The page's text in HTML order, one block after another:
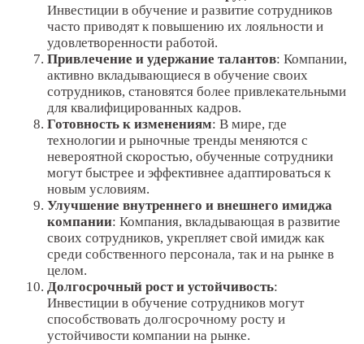
Инвестиции в обучение и развитие сотрудников
часто приводят к повышению их лояльности и
удовлетворенности работой.
Привлечение и удержание талантов: Компании,
активно вкладывающиеся в обучение своих
сотрудников, становятся более привлекательными
для квалифицированных кадров.
Готовность к изменениям: В мире, где
технологии и рыночные тренды меняются с
невероятной скоростью, обученные сотрудники
могут быстрее и эффективнее адаптироваться к
новым условиям.
Улучшение внутреннего и внешнего имиджа
компании: Компания, вкладывающая в развитие
своих сотрудников, укрепляет свой имидж как
среди собственного персонала, так и на рынке в
целом.
Долгосрочный рост и устойчивость:
Инвестиции в обучение сотрудников могут
способствовать долгосрочному росту и
устойчивости компании на рынке.